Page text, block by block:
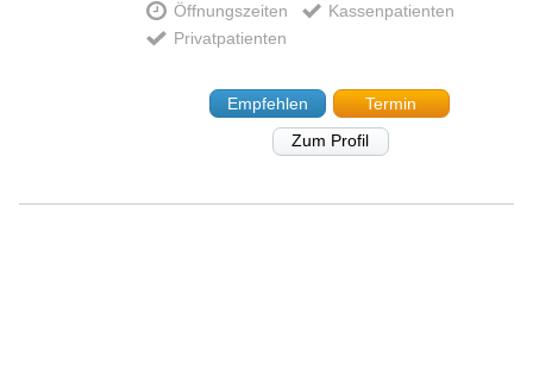
Öffnungszeiten
Kassenpatienten
Privatpatienten
Empfehlen
Termin
Zum Profil